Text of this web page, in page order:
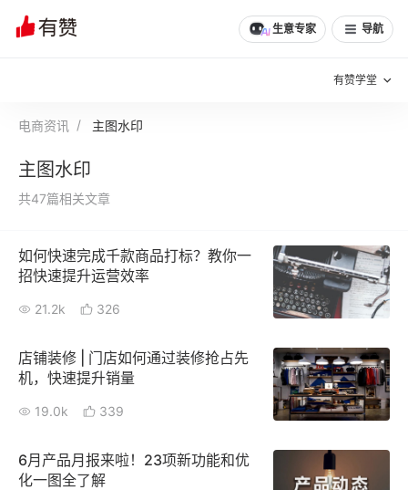
生意专家 导航
有赞学堂
私域日历
有赞成功案例 新零售最佳实践
面对面聊增长
有赞春季发布会 实干家直播间
新零售大会
AllValue 战略合作
电商资讯 主图水印
主图水印
共47篇相关文章
如何快速完成千款商品打标？教你一
招快速提升运营效率
21.2k 326
店铺装修 | 门店如何通过装修抢占先
机，快速提升销量
19.0k 339
6月产品月报来啦！23项新功能和优
化一图全了解